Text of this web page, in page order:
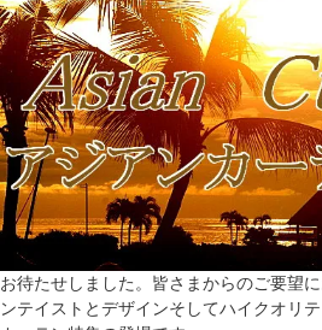
お待たせしました。皆さまからのご要望
ンテイストとデザインそしてハイクオリ